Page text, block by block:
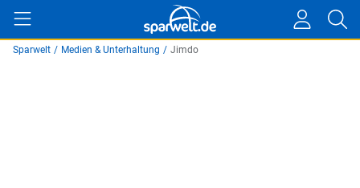
Sparwelt / Medien & Unterhaltung / Jimdo